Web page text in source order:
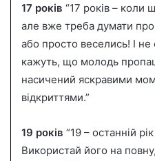
17 років “17 років – коли
але вже треба думати
або просто веселись! І не
кажуть, що молодь
насичений яскравими
відкриттями.”
19 років “19 – останній
Використай його на